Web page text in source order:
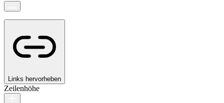
Links hervorheben
Zeilenhöhe